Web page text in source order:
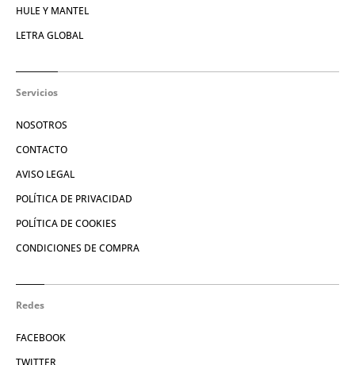
HULE Y MANTEL
LETRA GLOBAL
Servicios
NOSOTROS
CONTACTO
AVISO LEGAL
POLÍTICA DE PRIVACIDAD
POLÍTICA DE COOKIES
CONDICIONES DE COMPRA
Redes
FACEBOOK
TWITTER